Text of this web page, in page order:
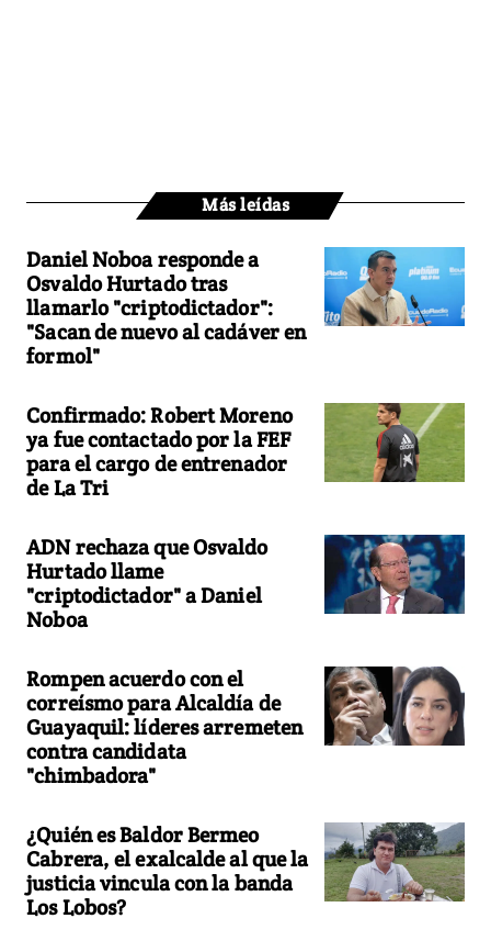
Más leídas
Daniel Noboa responde a
Osvaldo Hurtado tras
llamarlo "criptodictador":
"Sacan de nuevo al cadáver en
formol"
Confirmado: Robert Moreno
ya fue contactado por la FEF
para el cargo de entrenador
de La Tri
ADN rechaza que Osvaldo
Hurtado llame
"criptodictador" a Daniel
Noboa
Rompen acuerdo con el
correísmo para Alcaldía de
Guayaquil: líderes arremeten
contra candidata
"chimbadora"
¿Quién es Baldor Bermeo
Cabrera, el exalcalde al que la
justicia vincula con la banda
Los Lobos?